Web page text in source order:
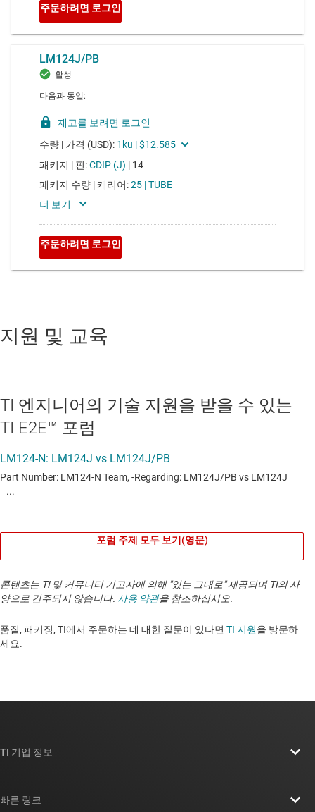
지원 및 교육
TI 엔지니어의 기술 지원을 받을 수 있는
TI E2E™ 포럼
포럼 주제 모두 보기(영문)
콘텐츠는 TI 및 커뮤니티 기고자에 의해 "있는 그대로" 제공되며 TI의 사
양으로 간주되지 않습니다. 사용 약관을 참조하십시오.
품질, 패키징, TI에서 주문하는 데 대한 질문이 있다면 TI 지원을 방문하
세요. ​​​​​​​​​​​​​​
TI 기업 정보
빠른 링크